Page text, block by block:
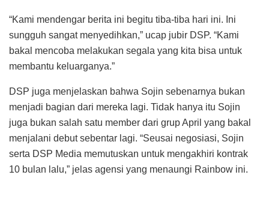
“Kami mendengar berita ini begitu tiba-tiba hari ini. Ini
sungguh sangat menyedihkan,” ucap jubir DSP. “Kami
bakal mencoba melakukan segala yang kita bisa untuk
membantu keluarganya.”
DSP juga menjelaskan bahwa Sojin sebenarnya bukan
menjadi bagian dari mereka lagi. Tidak hanya itu Sojin
juga bukan salah satu member dari grup April yang bakal
menjalani debut sebentar lagi. “Seusai negosiasi, Sojin
serta DSP Media memutuskan untuk mengakhiri kontrak
10 bulan lalu,” jelas agensi yang menaungi Rainbow ini.